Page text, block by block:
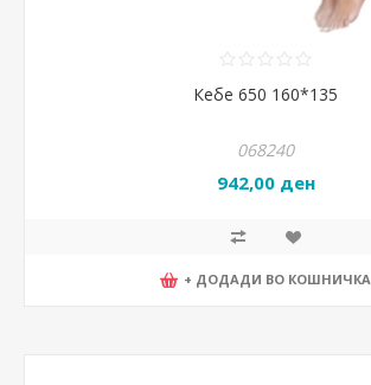
Кебе 650 160*135
068240
942,00 ден
+ ДОДАДИ ВО КОШНИЧКА